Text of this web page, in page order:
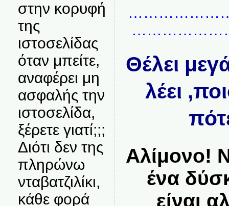
στην κορυφή
της
ιστοσελίδας
όταν μπείτε,
αναφέρει μη
ασφαλής την
ιστοσελίδα,
ξέρετε γιατί;;;
Διότι δεν της
πληρώνω
νταβατζιλίκι,
κάθε φορά
Θέλει
λέει
Αλίμονο!
ένα
είναι